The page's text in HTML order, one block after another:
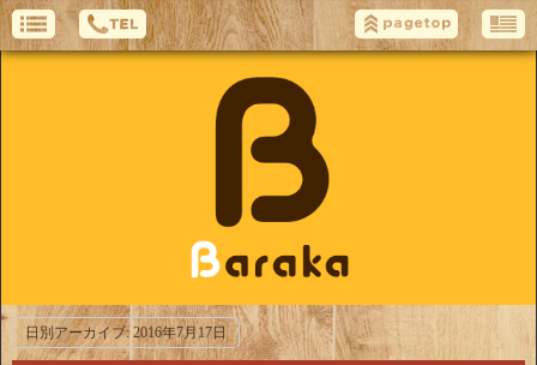
日別アーカイブ: 2016年7月17日